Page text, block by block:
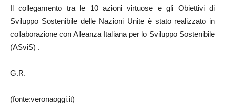
Il collegamento tra le 10 azioni virtuose e gli Obiettivi di
Sviluppo Sostenibile delle Nazioni Unite è stato realizzato in
collaborazione con Alleanza Italiana per lo Sviluppo Sostenibile
(ASviS) .
G.R.
(fonte:veronaoggi.it)